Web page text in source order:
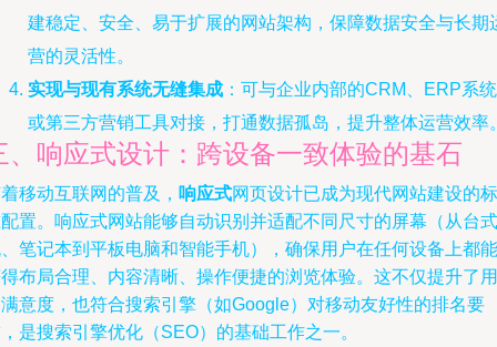
建稳定、安全、易于扩展的网站架构，保障数据安全与长期
营的灵活性。
实现与现有系统无缝集成 ：可与企业内部的CRM、ERP系统
或第三方营销工具对接，打通数据孤岛，提升整体运营效率
、响应式设计：跨设备一致体验的基石
移动互联网的普及， 响应式网页设计已成为现代网站建设的标
置。响应式网站能够自动识别并适配不同尺寸的屏幕（从台式
笔记本到平板电脑和智能手机），确保用户在任何设备上都能
布局合理、内容清晰、操作便捷的浏览体验。这不仅提升了用
意度，也符合搜索引擎（如Google）对移动友好性的排名要
是搜索引擎优化（SEO）的基础工作之一。